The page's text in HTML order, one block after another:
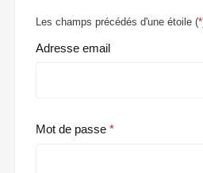
Les champs précédés d'une étoile (*
Adresse email
Mot de passe